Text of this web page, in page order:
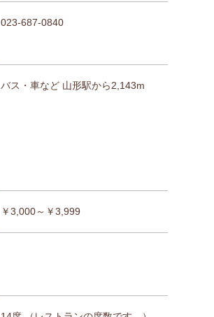
023-687-0840
バス・車など 山形駅から2,143m
￥3,000～￥3,999